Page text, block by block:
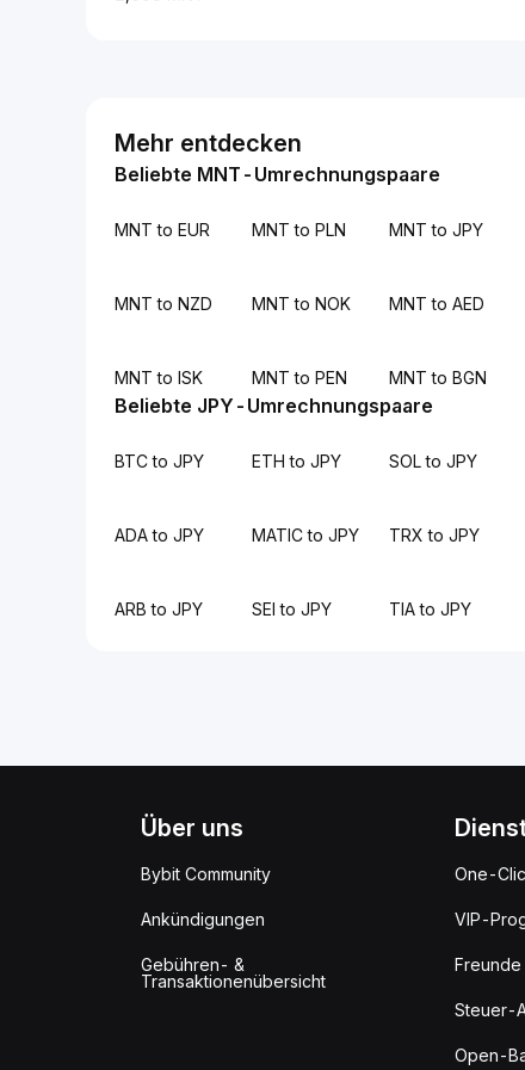
Mehr entdecken
Beliebte MNT-Umrechnungspaare
MNT to EUR MNT to PLN MNT to JPY
MNT to NZD MNT to NOK MNT to AED
MNT to ISK MNT to PEN MNT to BGN
Beliebte JPY-Umrechnungspaare
BTC to JPY ETH to JPY SOL to JPY
ADA to JPY MATIC to JPY TRX to JPY
ARB to JPY SEI to JPY TIA to JPY
Über uns
Bybit Community
Ankündigungen
Gebühren- &
Transaktionenübersicht
One-
VIP-
Steuer-
Open-